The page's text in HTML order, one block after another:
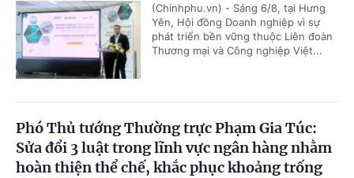
(Chinhphu.vn) - Sáng 6/8, tại Hưng
Yên, Hội đồng Doanh nghiệp vì sự
phát triển bền vững thuộc Liên đoàn
Thương mại và Công nghiệp Việt...
Phó Thủ tướng Thường trực Phạm Gia Túc:
Sửa đổi 3 luật trong lĩnh vực ngân hàng nhằm
hoàn thiện thể chế, khắc phục khoảng trống